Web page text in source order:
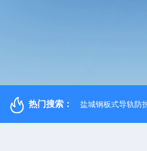
热门搜索： 盐城钢板式导轨防